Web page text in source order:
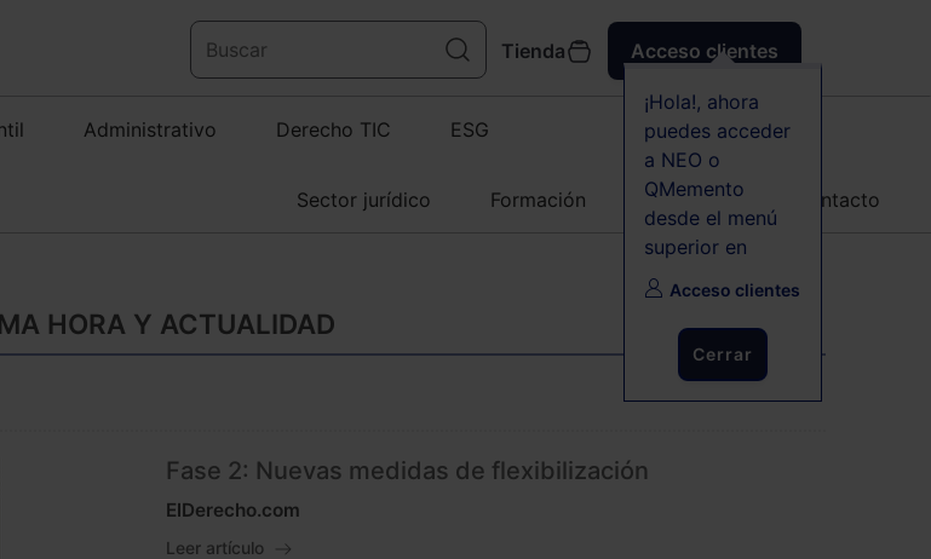
Tienda Acceso clientes
¡Hola!, ahora
puedes acceder
a NEO o
QMemento
desde el menú
superior en
Acceso clientes
Cerrar
Administrativo Derecho TIC ESG
Sector jurídico Formación Agenda Contacto
HORA Y ACTUALIDAD
Fase 2: Nuevas medidas de flexibilización
ElDerecho.com
Leer artículo